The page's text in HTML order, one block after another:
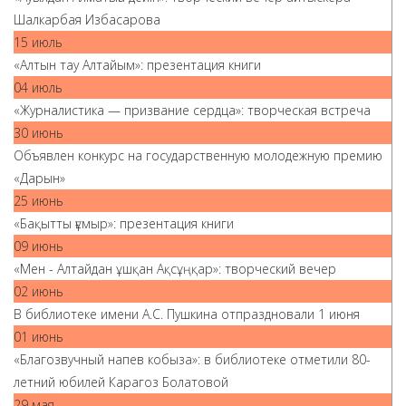
Шалкарбая Избасарова
15 июль
«Алтын тау Алтайым»: презентация книги
04 июль
«Журналистика — призвание сердца»: творческая встреча
30 июнь
Объявлен конкурс на государственную молодежную премию
«Дарын»
25 июнь
«Бақытты ғұмыр»: презентация книги
09 июнь
«Мен - Алтайдан ұшқан Ақсұңқар»: творческий вечер
02 июнь
В библиотеке имени А.С. Пушкина отпраздновали 1 июня
01 июнь
«Благозвучный напев кобыза»: в библиотеке отметили 80-
летний юбилей Карагоз Болатовой